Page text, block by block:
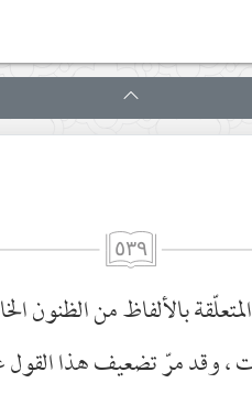
٥٣٩
بالألفاظ من الظنون
، وقد مرّ تضعيف هذا القول